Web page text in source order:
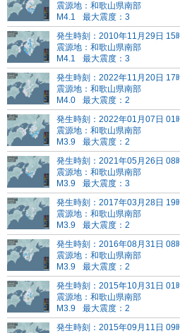
震源地：和歌山県南部
M4.1
最大震度：3
発生時刻：2010年11月29日 15
震源地：和歌山県南部
M4.1
最大震度：3
発生時刻：2022年11月20日 17
震源地：和歌山県南部
M4.0
最大震度：2
発生時刻：2022年01月07日 01
震源地：和歌山県南部
M3.9
最大震度：2
発生時刻：2021年05月26日 08
震源地：和歌山県南部
M3.9
最大震度：3
発生時刻：2017年03月28日 19
震源地：和歌山県南部
M3.9
最大震度：2
発生時刻：2016年08月31日 08
震源地：和歌山県南部
M3.9
最大震度：2
発生時刻：2015年10月31日 01
震源地：和歌山県南部
M3.9
最大震度：2
発生時刻：2015年09月11日 09